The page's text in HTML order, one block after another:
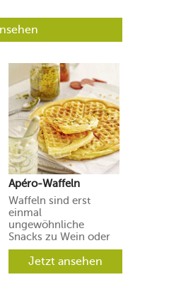
Apéro-Waffeln
Waffeln sind erst
einmal
ungewöhnliche
Snacks zu Wein oder
Prosecco. Ihre Gäste
werden aber
begeistert sein.
Jetzt ansehen